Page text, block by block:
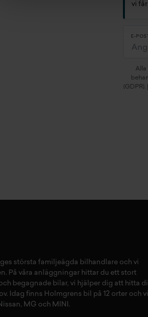
vi
E-
Alla
(GDPR).
största familjeägda bilhandlare och vi
På våra anläggningar hittar du ett stort
begagnade bilar, vi hjälper dig att hitta
Idag finns Holmgrens bil på 12 orter och vi
, MG och MINI.